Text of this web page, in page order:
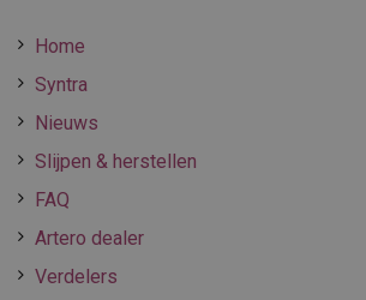
Home
Syntra
Nieuws
Slijpen & herstellen
FAQ
Artero dealer
Verdelers